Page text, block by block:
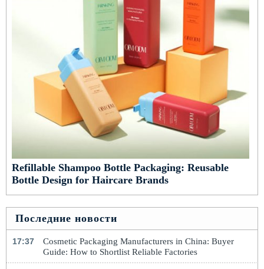
Refillable Shampoo Bottle Packaging: Reusable
Bottle Design for Haircare Brands
Последние новости
17:37
Cosmetic Packaging Manufacturers in China: Buyer
Guide: How to Shortlist Reliable Factories